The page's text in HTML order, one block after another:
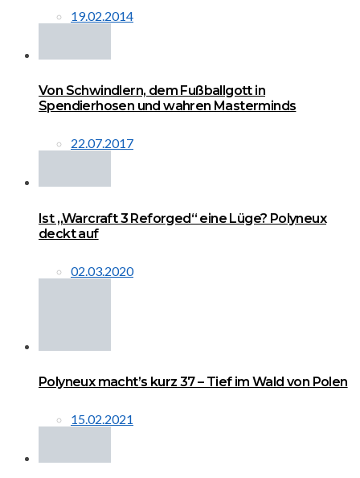
19.02.2014
Von Schwindlern, dem Fußballgott in
Spendierhosen und wahren Masterminds
22.07.2017
Ist „Warcraft 3 Reforged“ eine Lüge? Polyneux
deckt auf
02.03.2020
Polyneux macht’s kurz 37 – Tief im Wald von Polen
15.02.2021